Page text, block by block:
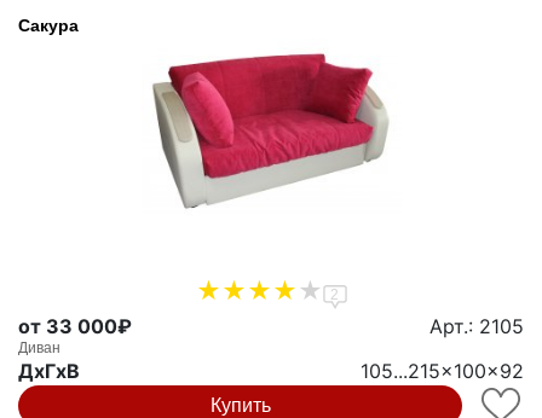
Сакура
2
от 33 000₽ Арт.: 2105
Диван
ДxГxВ 105...215x100x92
Купить